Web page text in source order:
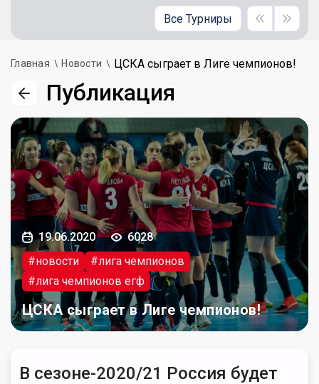
Все Турниры
Главная Новости ЦСКА сыграет в Лиге чемпионов!
Публикация
19.06.2020
6028
#новости
#лига чемпионов
#лига чемпионов егф
ЦСКА сыграет в Лиге чемпионов!
В сезоне-2020/21 Россия будет